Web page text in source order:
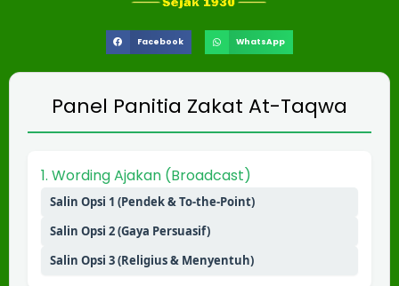
Facebook WhatsApp
Panel Panitia Zakat At-Taqwa
1. Wording Ajakan (Broadcast)
Salin Opsi 1 (Pendek & To-the-Point)
Salin Opsi 2 (Gaya Persuasif)
Salin Opsi 3 (Religius & Menyentuh)